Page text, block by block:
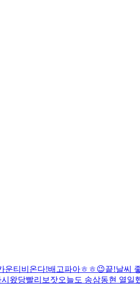
운티 비온다!배고파아ㅎㅎ😉끝!날씨
시왔당빨리보잣오늘도 송삼동현 열일